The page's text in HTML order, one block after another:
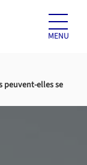
MENU
peuvent-elles se